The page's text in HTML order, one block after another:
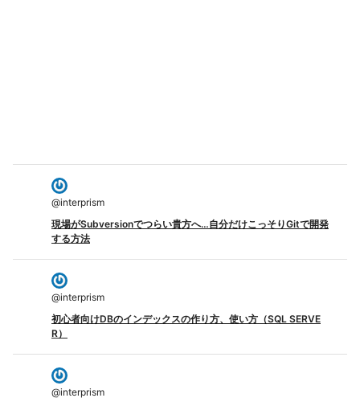
@interprism
現場がSubversionでつらい貴方へ…自分だけこっそりGitで開発
する方法
@interprism
初心者向けDBのインデックスの作り方、使い方（SQL SERVE
R）
@interprism